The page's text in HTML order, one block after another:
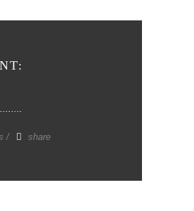
share